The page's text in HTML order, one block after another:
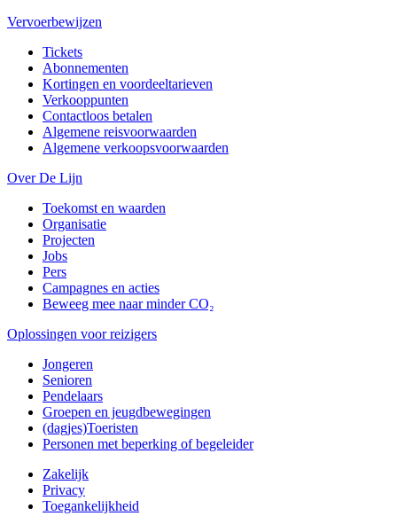
Vervoerbewijzen
Tickets
Abonnementen
Kortingen en voordeeltarieven
Verkooppunten
Contactloos betalen
Algemene reisvoorwaarden
Algemene verkoopsvoorwaarden
Over De Lijn
Toekomst en waarden
Organisatie
Projecten
Jobs
Pers
Campagnes en acties
Beweeg mee naar minder CO₂
Oplossingen voor reizigers
Jongeren
Senioren
Pendelaars
Groepen en jeugdbewegingen
(dagjes)Toeristen
Personen met beperking of begeleider
Zakelijk
Privacy
Toegankelijkheid